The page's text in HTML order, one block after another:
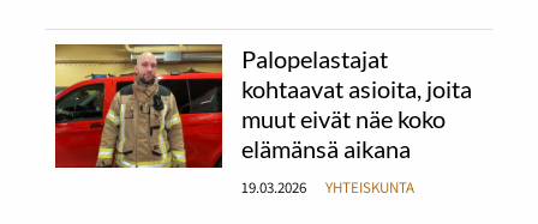
Palopelastajat
kohtaavat asioita, joita
muut eivät näe koko
elämänsä aikana
19.03.2026 YHTEISKUNTA